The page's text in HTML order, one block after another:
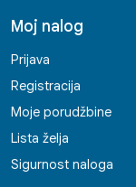
Moj nalog
Prijava
Registracija
Moje porudžbine
Lista želja
Sigurnost naloga